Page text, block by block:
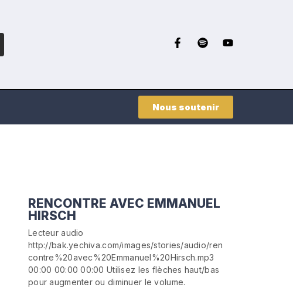
Nous soutenir
RENCONTRE AVEC EMMANUEL
HIRSCH
Lecteur audio
http://bak.yechiva.com/images/stories/audio/ren
contre%20avec%20Emmanuel%20Hirsch.mp3
00:00 00:00 00:00 Utilisez les flèches haut/bas
pour augmenter ou diminuer le volume.